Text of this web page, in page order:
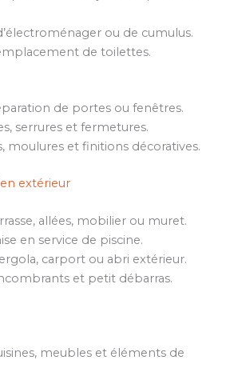
ou de cumulus.
de toilettes.
de portes ou fenêtres.
serrures et fermetures.
moulures et finitions décoratives.
extérieur
allées, mobilier ou muret.
en service de piscine.
carport ou abri extérieur.
et petit débarras.
meubles et éléments de